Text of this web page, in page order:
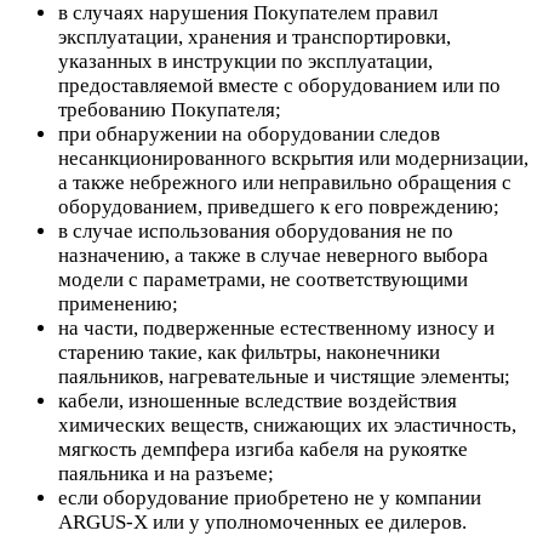
в случаях нарушения Покупателем правил
эксплуатации, хранения и транспортировки,
указанных в инструкции по эксплуатации,
предоставляемой вместе с оборудованием или по
требованию Покупателя;
при обнаружении на оборудовании следов
несанкционированного вскрытия или модернизации,
а также небрежного или неправильно обращения с
оборудованием, приведшего к его повреждению;
в случае использования оборудования не по
назначению, а также в случае неверного выбора
модели с параметрами, не соответствующими
применению;
на части, подверженные естественному износу и
старению такие, как фильтры, наконечники
паяльников, нагревательные и чистящие элементы;
кабели, изношенные вследствие воздействия
химических веществ, снижающих их эластичность,
мягкость демпфера изгиба кабеля на рукоятке
паяльника и на разъеме;
если оборудование приобретено не у компании
ARGUS-X или у уполномоченных ее дилеров.